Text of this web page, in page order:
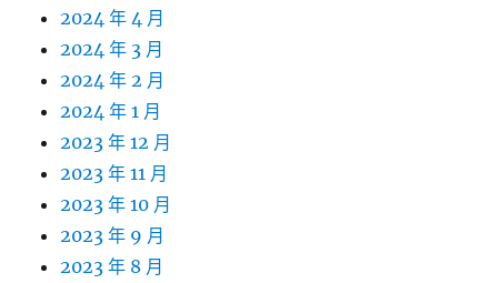
2024 年 4 月
2024 年 3 月
2024 年 2 月
2024 年 1 月
2023 年 12 月
2023 年 11 月
2023 年 10 月
2023 年 9 月
2023 年 8 月